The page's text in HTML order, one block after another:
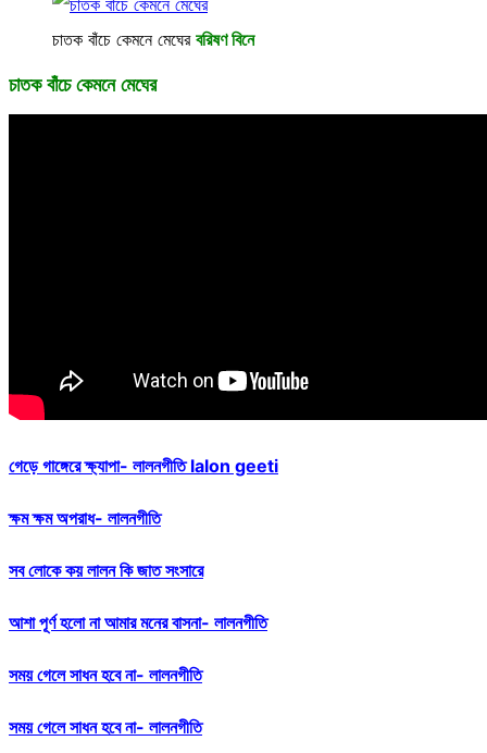
চাতক বাঁচে কেমনে মেঘের বরিষণ বিনে
চাতক বাঁচে কেমনে মেঘের
গেড়ে গাঙ্গেরে ক্ষ্যাপা- লালনগীতি lalon geeti
ক্ষম ক্ষম অপরাধ- লালনগীতি
সব লোকে কয় লালন কি জাত সংসারে
আশা পূর্ণ হলো না আমার মনের বাসনা- লালনগীতি
সময় গেলে সাধন হবে না- লালনগীতি
সময় গেলে সাধন হবে না- লালনগীতি